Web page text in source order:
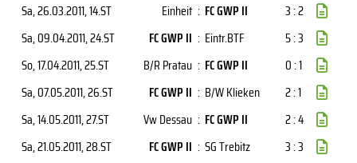
Sa, 26.03.2011, 14.ST Einheit : FC GWP II
3 : 2
Sa, 09.04.2011, 24.ST FC GWP II : Eintr.BTF
5 : 3
So, 17.04.2011, 25.ST B/R Pratau : FC GWP II
0 : 1
Sa, 07.05.2011, 26.ST FC GWP II : B/W Klieken
2 : 1
Sa, 14.05.2011, 27.ST Vw Dessau : FC GWP II
2 : 4
Sa, 21.05.2011, 28.ST FC GWP II : SG Trebitz
3 : 3